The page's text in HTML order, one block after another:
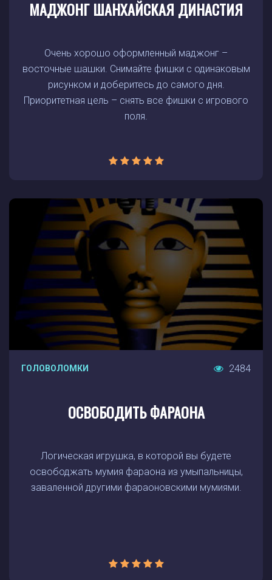
МАДЖОНГ ШАНХАЙСКАЯ ДИНАСТИЯ
Очень хорошо оформленный маджонг –
восточные шашки. Снимайте фишки с одинаковым
рисунком и доберитесь до самого дня.
Приоритетная цель – снять все фишки с игрового
поля.
ГОЛОВОЛОМКИ 2484
ОСВОБОДИТЬ ФАРАОНА
Логическая игрушка, в которой вы будете
освободжать мумия фараона из умыпальницы,
заваленной другими фараоновскими мумиями.